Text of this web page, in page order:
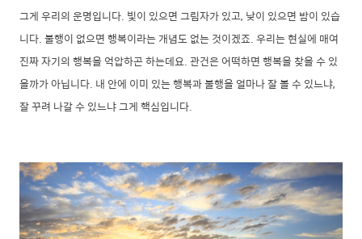
그게 우리의 운명입니다. 빛이 있으면 그림자가 있고, 낮이 있으면 밤이 있습
니다. 불행이 없으면 행복이라는 개념도 없는 것이겠죠. 우리는 현실에 매여
진짜 자기의 행복을 억압하곤 하는데요. 관건은 어떡하면 행복을 찾을 수 있
을까가 아닙니다. 내 안에 이미 있는 행복과 불행을 얼마나 잘 볼 수 있느냐,
잘 꾸려 나갈 수 있느냐 그게 핵심입니다.